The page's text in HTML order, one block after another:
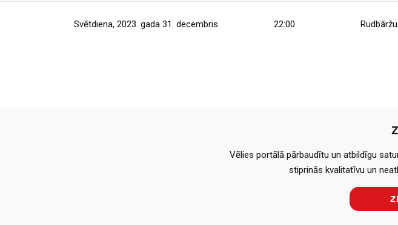
Svētdiena, 2023. gada 31. decembris 22:00
Vēlies portālā pārbaudītu un atbildīgu
stiprinās kvalitatīvu un